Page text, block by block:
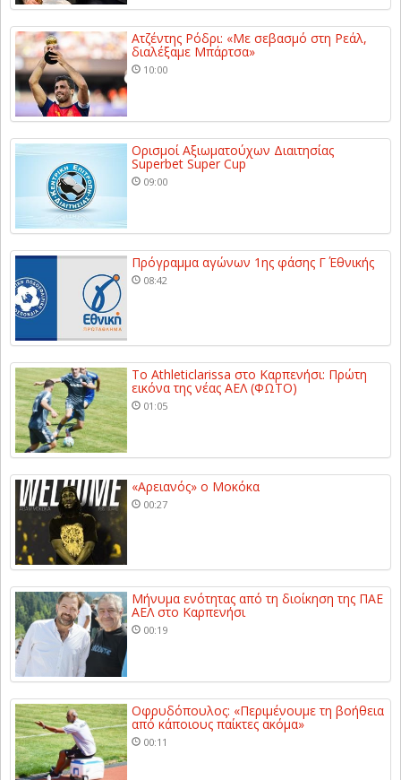
Ατζέντης Ρόδρι: «Με σεβασμό στη Ρεάλ,
διαλέξαμε Μπάρτσα»
10:00
Ορισμοί Αξιωματούχων Διαιτησίας
Superbet Super Cup
09:00
Πρόγραμμα αγώνων 1ης φάσης Γ΄ Εθνικής
08:42
Το Athleticlarissa στο Καρπενήσι: Πρώτη
εικόνα της νέας ΑΕΛ (ΦΩΤΟ)
01:05
«Αρειανός» ο Μοκόκα
00:27
Μήνυμα ενότητας από τη διοίκηση της ΠΑΕ
ΑΕΛ στο Καρπενήσι
00:19
Οφρυδόπουλος: «Περιμένουμε τη βοήθεια
από κάποιους παίκτες ακόμα»
00:11